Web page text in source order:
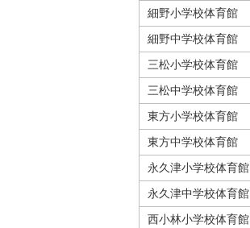
細野小学校体育館
細野中学校体育館
三松小学校体育館
三松中学校体育館
東方小学校体育館
東方中学校体育館
永久津小学校体育館
永久津中学校体育館
西小林小学校体育館